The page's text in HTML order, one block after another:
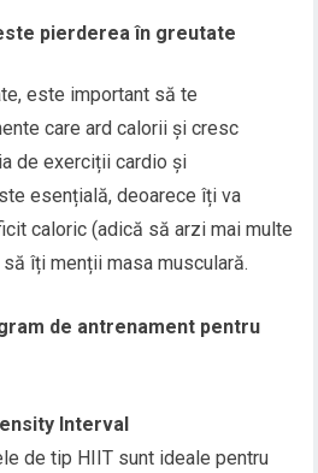
pierderea în greutate
este important să te
care ard calorii și cresc
de exerciții cardio și
esențială, deoarece îți va
caloric (adică să arzi mai multe
îți menții masa musculară.
de antrenament pentru
Interval
de tip HIIT sunt ideale pentru